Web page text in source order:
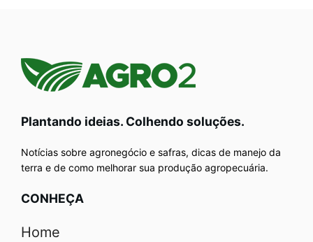
Plantando ideias. Colhendo soluções.
Notícias sobre agronegócio e safras, dicas de manejo da
terra e de como melhorar sua produção agropecuária.
CONHEÇA
Home